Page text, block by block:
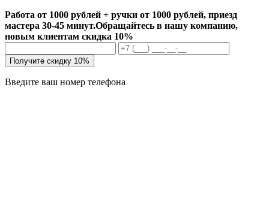
Работа от 1000 рублей + ручки от 1000 рублей, приезд
мастера 30-45 минут.Обращайтесь в нашу компанию,
новым клиентам скидка 10%
Получите скидку 10%
Введите ваш номер телефона